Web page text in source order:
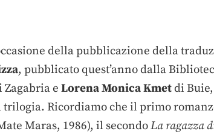
della pubblicazione della
, pubblicato quest’anno dalla
e Lorena Monica Kmetdi
Ricordiamo che il primo
Maras, 1986), il secondoLa ragazza